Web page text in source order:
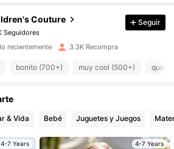
Couture
Seguidores
Seguidores
Seguidores
Seguidores
Seguir
recientemente 3.3K Recompra
bonito (700+) muy cool (500+)
& Vida Bebé Juguetes y Juegos
4-7 Years 4-7 Years